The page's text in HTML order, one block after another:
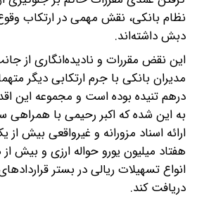
نظام بانکی، نقش مهمی در ارتکاب
دبش داشته‌اند.
این نقض مقررات و نادیده‌انگاری از
مدیران بانکی با جرم ارتکابی دیگر
درهم تنیده بوده است و مجموعه این
به این شده که اکبر رحیمی با همراهی
ارائه اسناد مزورانه و غیرواقعی بیش
هفتاد میلیون یورو حواله ارزی و بیش از
انواع تسهیلات ریالی در بستر
دریافت کند.